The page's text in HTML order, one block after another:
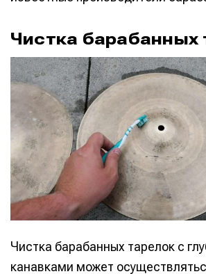
Чистка барабанных
Чистка барабанных тарелок с
канавками может